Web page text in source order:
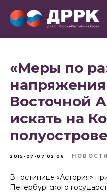
«Меры по
Восточной
искать на
2015-07-07 02:06 НОВОСТИ
В гостинице «Астория»
Петербургского